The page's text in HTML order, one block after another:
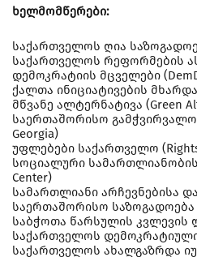
ხელმომწერები:
საქართველოს ღია
საქართველოს რეფორმების
დემოკრატიის მცველები
ქალთა ინიციატივების
მწვანე ალტერნატივა (Green
საერთაშორისო
Georgia)
უფლებები საქართველო
სოციალური სამართლიანობის
Center)
სამართლიანი არჩევნებისა
საერთაშორისო საზოგადოება
საბჭოთა წარსულის კვლევის
საქართველოს დემოკრატიული
საქართველოს ახალგაზრდა